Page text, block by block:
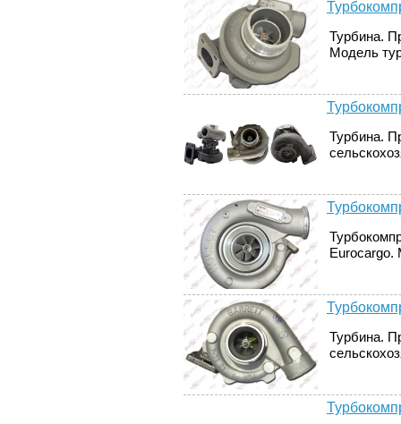
Турбина.
Модель
Турбина.
Eurocargo.
Турбина.